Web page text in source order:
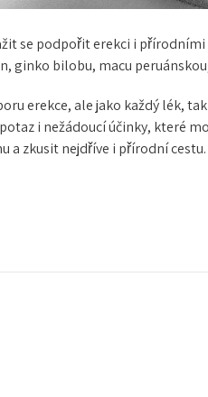
se podpořit erekci i
ginko bilobu, macu
erekce, ale jako každý lék,
i nežádoucí účinky, které
a zkusit nejdříve i přírodní cestu.